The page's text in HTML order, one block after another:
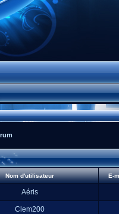
Nom d'utilisateur E-
Aéris
Clem200